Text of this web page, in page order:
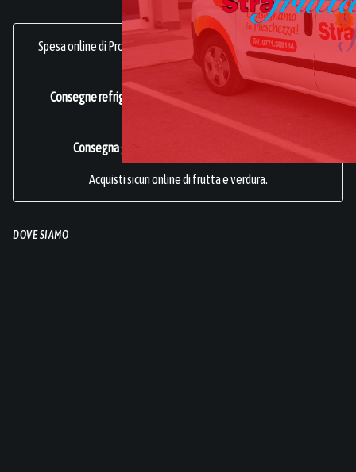
Spesa online di Prodotti Ortofrutticoli, sani, freschi e genuini.
frutta online.
Consegne refrigerate a domicilio in tutta Italia.
Azienda
Certificata ISO 22000
Consegna gratuita per acquisti superiori a 49€.
Acquisti sicuri online di frutta e verdura.
DOVE SIAMO